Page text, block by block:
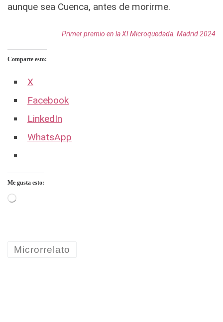
aunque sea Cuenca, antes de morirme.
Primer premio en la XI Microquedada. Madrid 2024
Comparte esto:
X
Facebook
LinkedIn
WhatsApp
Me gusta esto:
Cargando...
Microrrelato